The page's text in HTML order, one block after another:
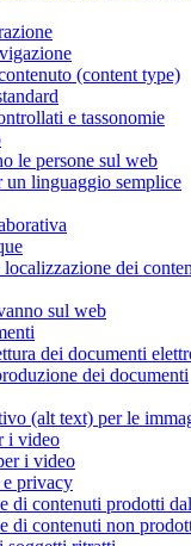
(content type)
e tassonomie
le persone sul web
un linguaggio semplice
dei
sul web
dei documenti
dei documenti
(alt text) per le
i video
i video
e privacy
di contenuti prodotti
di contenuti non